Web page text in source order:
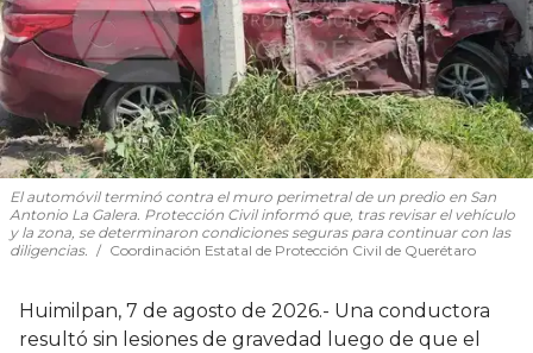
El automóvil terminó contra el muro perimetral de un predio en San
Antonio La Galera. Protección Civil informó que, tras revisar el vehículo
y la zona, se determinaron condiciones seguras para continuar con las
diligencias.
Coordinación Estatal de Protección Civil de Querétaro
Huimilpan, 7 de agosto de 2026.- Una conductora
resultó sin lesiones de gravedad luego de que el